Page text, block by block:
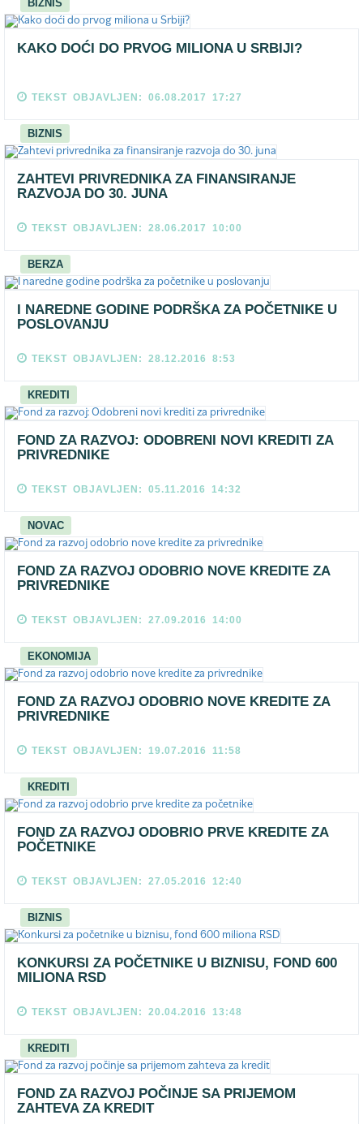
BIZNIS
KAKO DOĆI DO PRVOG MILIONA U SRBIJI?
TEKST OBJAVLJEN: 06.08.2017 17:27
BIZNIS
ZAHTEVI PRIVREDNIKA ZA FINANSIRANJE
RAZVOJA DO 30. JUNA
TEKST OBJAVLJEN: 28.06.2017 10:00
BERZA
I NAREDNE GODINE PODRŠKA ZA POČETNIKE U
POSLOVANJU
TEKST OBJAVLJEN: 28.12.2016 8:53
KREDITI
FOND ZA RAZVOJ: ODOBRENI NOVI KREDITI ZA
PRIVREDNIKE
TEKST OBJAVLJEN: 05.11.2016 14:32
NOVAC
FOND ZA RAZVOJ ODOBRIO NOVE KREDITE ZA
PRIVREDNIKE
TEKST OBJAVLJEN: 27.09.2016 14:00
EKONOMIJA
FOND ZA RAZVOJ ODOBRIO NOVE KREDITE ZA
PRIVREDNIKE
TEKST OBJAVLJEN: 19.07.2016 11:58
KREDITI
FOND ZA RAZVOJ ODOBRIO PRVE KREDITE ZA
POČETNIKE
TEKST OBJAVLJEN: 27.05.2016 12:40
BIZNIS
KONKURSI ZA POČETNIKE U BIZNISU, FOND 600
MILIONA RSD
TEKST OBJAVLJEN: 20.04.2016 13:48
KREDITI
FOND ZA RAZVOJ POČINJE SA PRIJEMOM
ZAHTEVA ZA KREDIT